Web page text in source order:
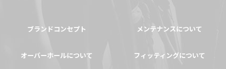
ブランドコンセプト メンテナンスについて
オーバーホールについて フィッティングについて